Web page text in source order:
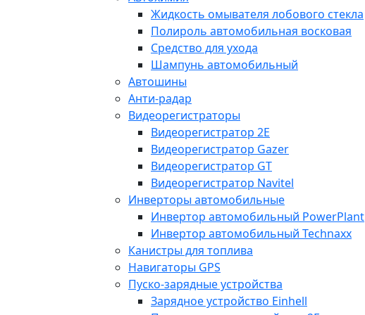
Жидкость омывателя лобового стекла
Полироль автомобильная восковая
Средство для ухода
Шампунь автомобильный
Автошины
Анти-радар
Видеорегистраторы
Видеорегистратор 2E
Видеорегистратор Gazer
Видеорегистратор GT
Видеорегистратор Navitel
Инверторы автомобильные
Инвертор автомобильный PowerPlant
Инвертор автомобильный Technaxx
Канистры для топлива
Навигаторы GPS
Пуско-зарядные устройства
Зарядное устройство Einhell